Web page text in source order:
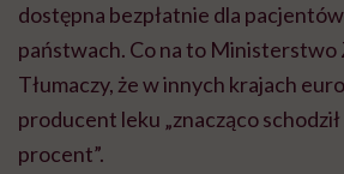
dostępna bezpłatnie dla
państwach. Co na to Ministerstwo
Tłumaczy, że w innych krajach
producent leku „znacząco
procent”.